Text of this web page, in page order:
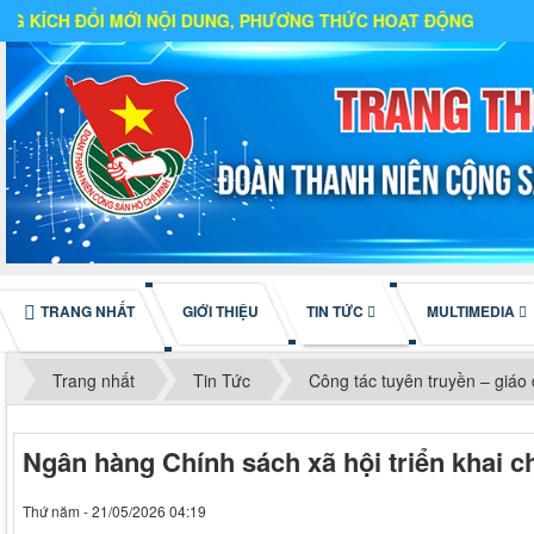
PHƯƠNG THỨC HOẠT ĐỘNG
TRANG NHẤT GIỚI THIỆU TIN TỨC MULTIMEDIA
Trang nhất Tin Tức Công tác tuyên truyền – giáo
Ngân hàng Chính sách xã hội triển khai
Thứ năm - 21/05/2026 04:19